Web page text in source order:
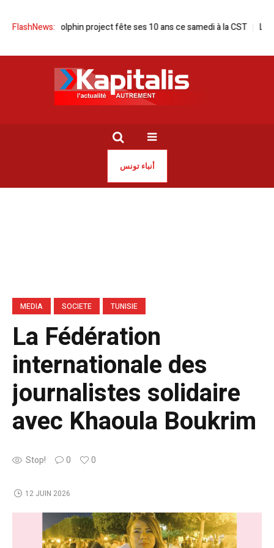
FlashNews:dolphin project fête ses 10 ans ce samedi à la CST La
أنباء تونس
MEDIA SOCIETE TUNISIE
La Fédération
internationale des
journalistes solidaire
avec Khaoula Boukrim
Stop! 0 0
12 JUIN 2026